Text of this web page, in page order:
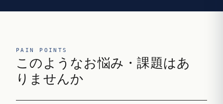
PAIN POINTS
このようなお悩み・課題はあ
りませんか